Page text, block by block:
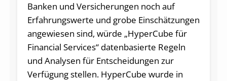
Banken und Versicherungen noch auf
Erfahrungswerte und grobe Einschätzungen
angewiesen sind, würde „HyperCube für
Financial Services“ datenbasierte Regeln
und Analysen für Entscheidungen zur
Verfügung stellen. HyperCube wurde in